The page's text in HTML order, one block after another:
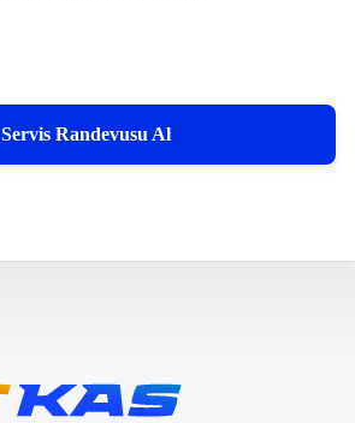
Servis Randevusu Al